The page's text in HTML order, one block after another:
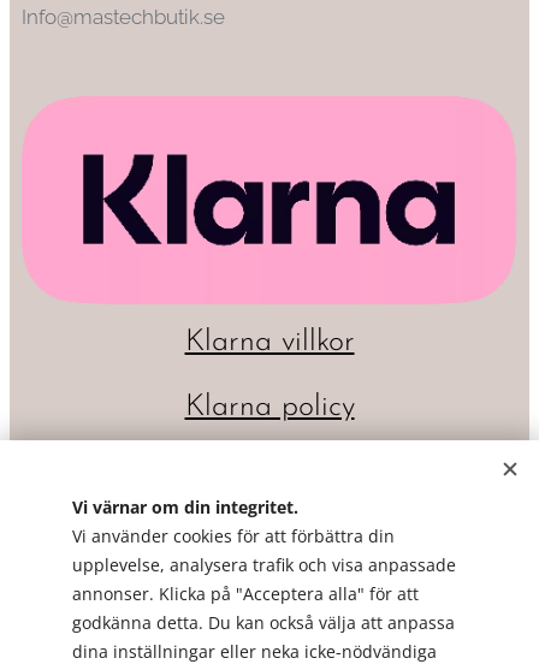
Info@mastechbutik.se
Klarna villkor
Klarna policy
Vi värnar om din integritet.
Vi använder cookies för att förbättra din
upplevelse, analysera trafik och visa anpassade
annonser. Klicka på "Acceptera alla" för att
godkänna detta. Du kan också välja att anpassa
dina inställningar eller neka icke-nödvändiga